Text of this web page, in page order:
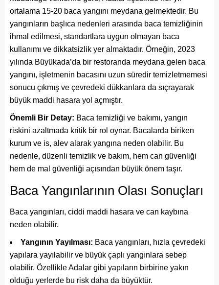
ortalama 15-20 baca yangını meydana gelmektedir. Bu
yangınların başlıca nedenleri arasında baca temizliğinin
ihmal edilmesi, standartlara uygun olmayan baca
kullanımı ve dikkatsizlik yer almaktadır. Örneğin, 2023
yılında Büyükada’da bir restoranda meydana gelen baca
yangını, işletmenin bacasını uzun süredir temizletmemesi
sonucu çıkmış ve çevredeki dükkanlara da sıçrayarak
büyük maddi hasara yol açmıştır.
Önemli Bir Detay: Baca temizliği ve bakımı, yangın
riskini azaltmada kritik bir rol oynar. Bacalarda biriken
kurum ve is, alev alarak yangına neden olabilir. Bu
nedenle, düzenli temizlik ve bakım, hem can güvenliği
hem de mal güvenliği açısından büyük önem taşır.
Baca Yangınlarının Olası Sonuçları
Baca yangınları, ciddi maddi hasara ve can kaybına
neden olabilir.
Yangının Yayılması: Baca yangınları, hızla çevredeki
yapılara yayılabilir ve büyük çaplı yangınlara sebep
olabilir. Özellikle Adalar gibi yapıların birbirine yakın
olduğu yerlerde bu risk daha da büyüktür.